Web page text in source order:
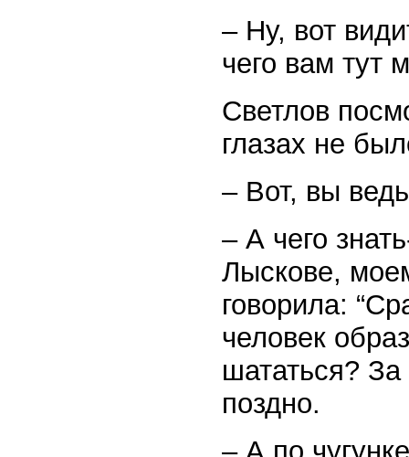
– Ну, вот
чего вам тут
Светлов
глазах не
– Вот, вы
– А чего
Лыскове,
говорила:
человек
шататься?
поздно.